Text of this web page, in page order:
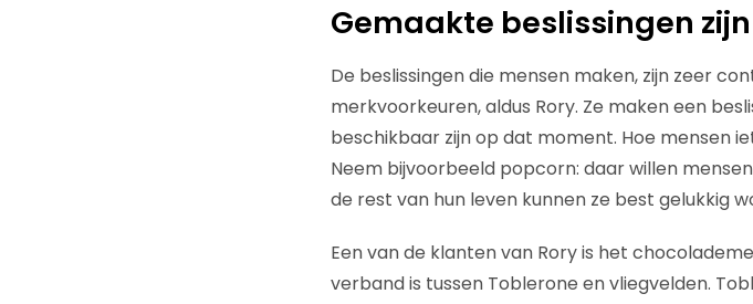
Gemaakte beslissingen
De beslissingen die mensen maken, zijn zeer
merkvoorkeuren, aldus Rory. Ze maken een
beschikbaar zijn op dat moment. Hoe mensen
Neem bijvoorbeeld popcorn: daar willen
de rest van hun leven kunnen ze best gelukkig
Een van de klanten van Rory is het
verband is tussen Toblerone en vliegvelden.